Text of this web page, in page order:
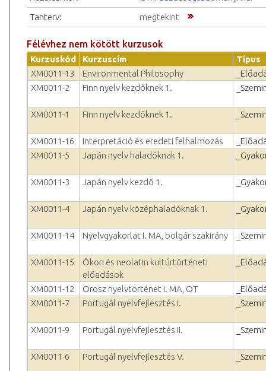
Tanterv:
megtekint
Félévhez nem kötött kurzusok
Kurzuskód Kurzuscím
Típus
XM0011-13
Environmental Philosophy
XM0011-2
Finn nyelv kezdőknek 1.
XM0011-1 Finn nyelv kezdőknek 1.
XM0011-16 Interpretáció és eredeti felhalmozás
XM0011-5
Japán nyelv haladóknak 1.
XM0011-3 Japán nyelv kezdő 1.
XM0011-4 Japán nyelv középhaladóknak 1.
XM0011-14 Nyelvgyakorlat I. MA, bolgár szakirány
XM0011-15
Ókori és neolatin kultúrtörténeti
előadások
XM0011-12 Orosz nyelvtörténet I. MA, OT
XM0011-7
Portugál nyelvfejlesztés I.
XM0011-9 Portugál nyelvfejlesztés II.
XM0011-6 Portugál nyelvfejlesztés V.